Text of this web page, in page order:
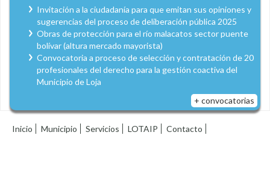
Invitación a la ciudadanía para que emitan sus opiniones y
sugerencias del proceso de deliberación pública 2025
Obras de protección para el río malacatos sector puente
bolívar (altura mercado mayorista)
Convocatoria a proceso de selección y contratación de 20
profesionales del derecho para la gestión coactiva del
Municipio de Loja
+ convocatorias
Inicio Municipio Servicios LOTAIP Contacto